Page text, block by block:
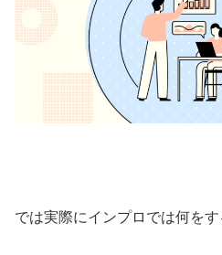
では実際にインプロでは何をす